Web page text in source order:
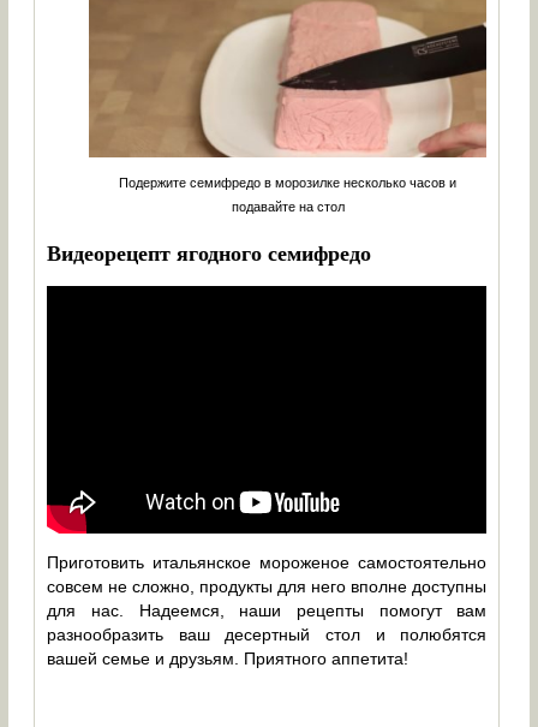
Подержите семифредо в морозилке несколько часов и
подавайте на стол
Видеорецепт ягодного семифредо
Приготовить итальянское мороженое самостоятельно
совсем не сложно, продукты для него вполне доступны
для нас. Надеемся, наши рецепты помогут вам
разнообразить ваш десертный стол и полюбятся
вашей семье и друзьям. Приятного аппетита!